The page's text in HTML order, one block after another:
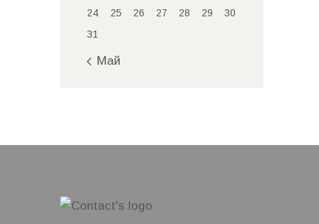
24
25 26 27 28 29
30
31
« Май